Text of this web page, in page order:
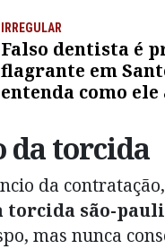
IRREGULAR
Falso dentista é
flagrante em
entenda como
da torcida
da
torcida são-
mas nunca